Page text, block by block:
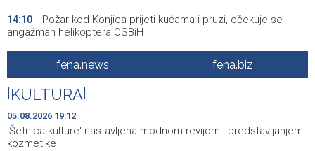
14:10
Požar kod Konjica prijeti kućama i pruzi, očekuje se
angažman helikoptera OSBiH
Američki reper A$AP Rocky potvrdio da Rihanna radi na
novim pjesmama
14:00
Iranski izvor: Iran i Oman dogovorili okvir za ponovno
otvaranje Hormuškog moreuza
13:54
Njemački sud osudio Afganistanca na doživotnu robiju
fena.news fena.biz
KULTURA
05.08.2026 19:12
'Šetnica kulture' nastavljena modnom revijom i predstavljanjem
kozmetike